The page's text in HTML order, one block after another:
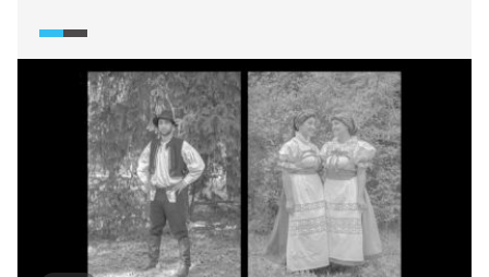
příslušníci romské menšiny hovoří o silném poutu
Romů ke kočování.